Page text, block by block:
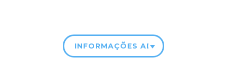
INFORMAÇÕES ADICIONAIS